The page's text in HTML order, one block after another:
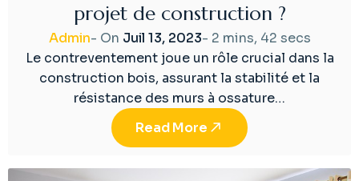
projet de construction ?
Admin- On Juil 13, 2023- 2 mins, 42 secs
Le contreventement joue un rôle crucial dans la
construction bois, assurant la stabilité et la
résistance des murs à ossature…
Read More